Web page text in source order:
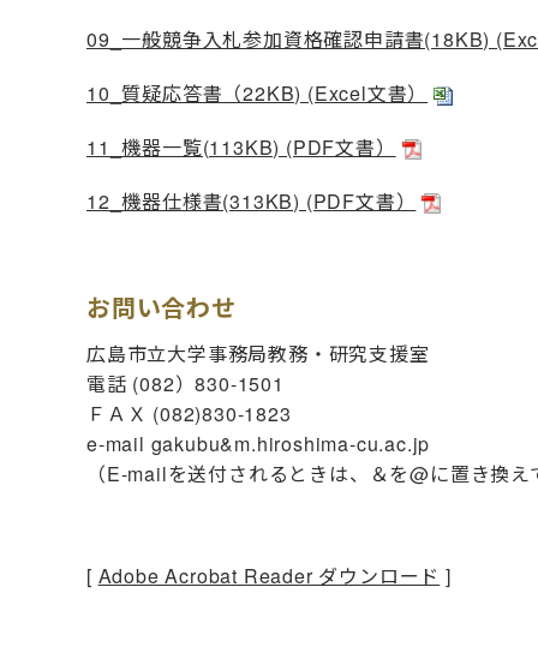
09_一般競争入札参加資格確認申請書(18KB)
10_質疑応答書（22KB) (Excel文書）
11_機器一覧(113KB) (PDF文書）
12_機器仕様書(313KB) (PDF文書）
お問い合わせ
広島市立大学事務局教務・研究支援室
電話 (082）830-1501
ＦＡＸ (082)830-1823
e-mail gakubu&m.hiroshima-cu.ac.jp
（E-mailを送付されるときは、＆を@に置き換え
[ Adobe Acrobat Reader ダウンロード ]